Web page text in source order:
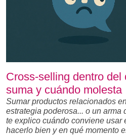
Cross-selling dentro del
suma y cuándo molesta
Sumar productos relacionados
estrategia poderosa... o un arma
te explico cuándo conviene usar
hacerlo bien y en qué momento